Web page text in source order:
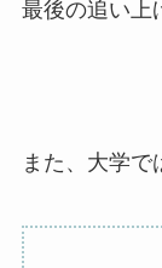
最後の追い上
また、大学で